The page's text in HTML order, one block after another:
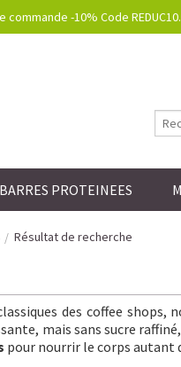
commande -10% Code
BARRES PROTEINEES
Résultat de recherche
des coffee
mais sans sucre
pour nourrir le corps autant